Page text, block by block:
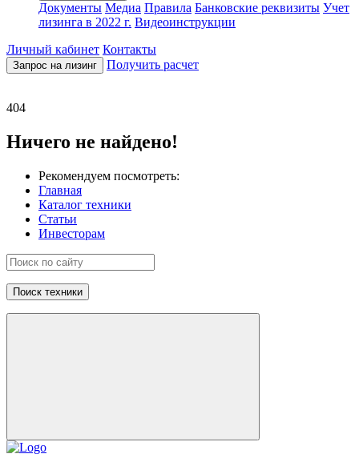
Документы Медиа Правила Банковские реквизиты Учет
лизинга в 2022 г. Видеоинструкции
Личный кабинет Контакты
Запрос на лизинг Получить расчет
404
Ничего не найдено!
Рекомендуем посмотреть:
Главная
Каталог техники
Статьи
Инвесторам
Поиск техники